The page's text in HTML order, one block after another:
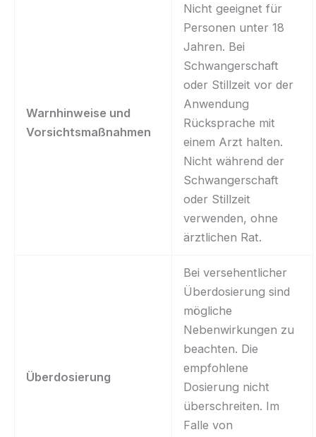
Warnhinweise und
Vorsichtsmaßnahmen
Nicht geeignet für
Personen unter 18
Jahren. Bei
Schwangerschaft
oder Stillzeit vor der
Anwendung
Rücksprache mit
einem Arzt halten.
Nicht während der
Schwangerschaft
oder Stillzeit
verwenden, ohne
ärztlichen Rat.
Überdosierung
Bei versehentlicher
Überdosierung sind
mögliche
Nebenwirkungen zu
beachten. Die
empfohlene
Dosierung nicht
überschreiten. Im
Falle von